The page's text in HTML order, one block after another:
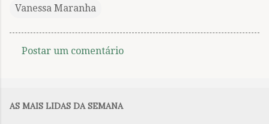
Vanessa Maranha
Postar um comentário
AS MAIS LIDAS DA SEMANA